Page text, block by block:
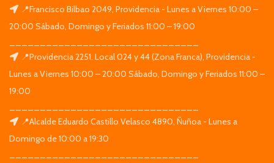
📍Francisco Bilbao 2049, Providencia - Lunes a Viernes 10:00 –
20:00 Sábado, Domingo y Feriados 11:00 – 19:00
📍Providencia 2251. Local 024 y 44 (Zona Franca), Providencia -
Lunes a Viernes 10:00 – 20:00 Sábado, Domingo y Feriados 11:00 –
19:00
📍Alcalde Eduardo Castillo Velasco 4890, Ñuñoa - Lunes a
Domingo de 10:00 a 19:30